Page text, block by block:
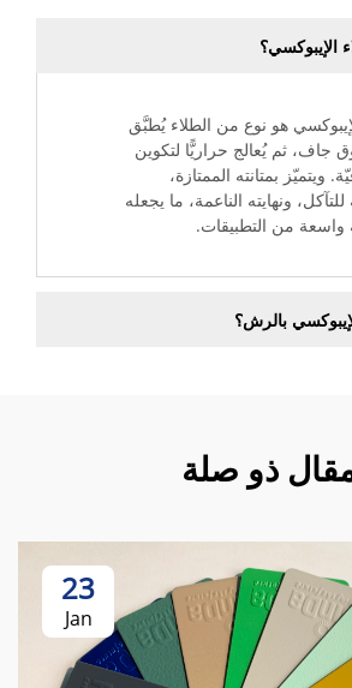
الإيبوكسي؟
هو نوع من الطلاء يُطبَّق
جاف، ثم يُعالج حراريًّا لتكوين
ويتميّز بمتانته الممتازة،
للتآكل، ونهايته الناعمة، ما يجعله
واسعة من التطبيقات.
بالرش؟
ذو صلة
23
Jan